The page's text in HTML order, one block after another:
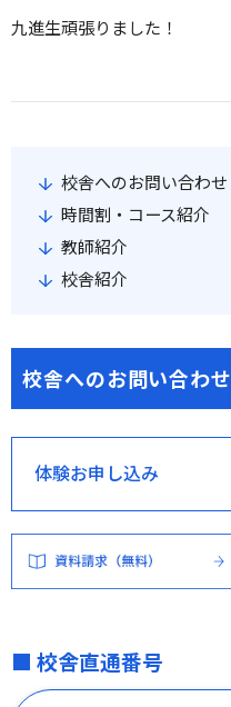
九進生頑張りました！
校舎へのお問い合わせ
時間割・コース紹介
教師紹介
校舎紹介
校舎へのお問い合わせ
体験お申し込み
■ 校舎直通番号